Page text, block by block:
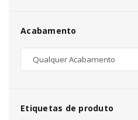
Acabamento
Etiquetas de produto